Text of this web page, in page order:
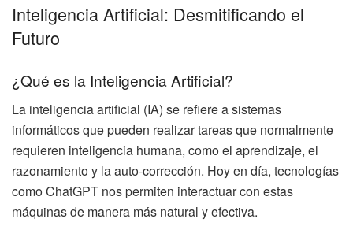
Inteligencia Artificial: Desmitificando el
Futuro
¿Qué es la Inteligencia Artificial?
La inteligencia artificial (IA) se refiere a sistemas
informáticos que pueden realizar tareas que normalmente
requieren inteligencia humana, como el aprendizaje, el
razonamiento y la auto-corrección. Hoy en día, tecnologías
como ChatGPT nos permiten interactuar con estas
máquinas de manera más natural y efectiva.